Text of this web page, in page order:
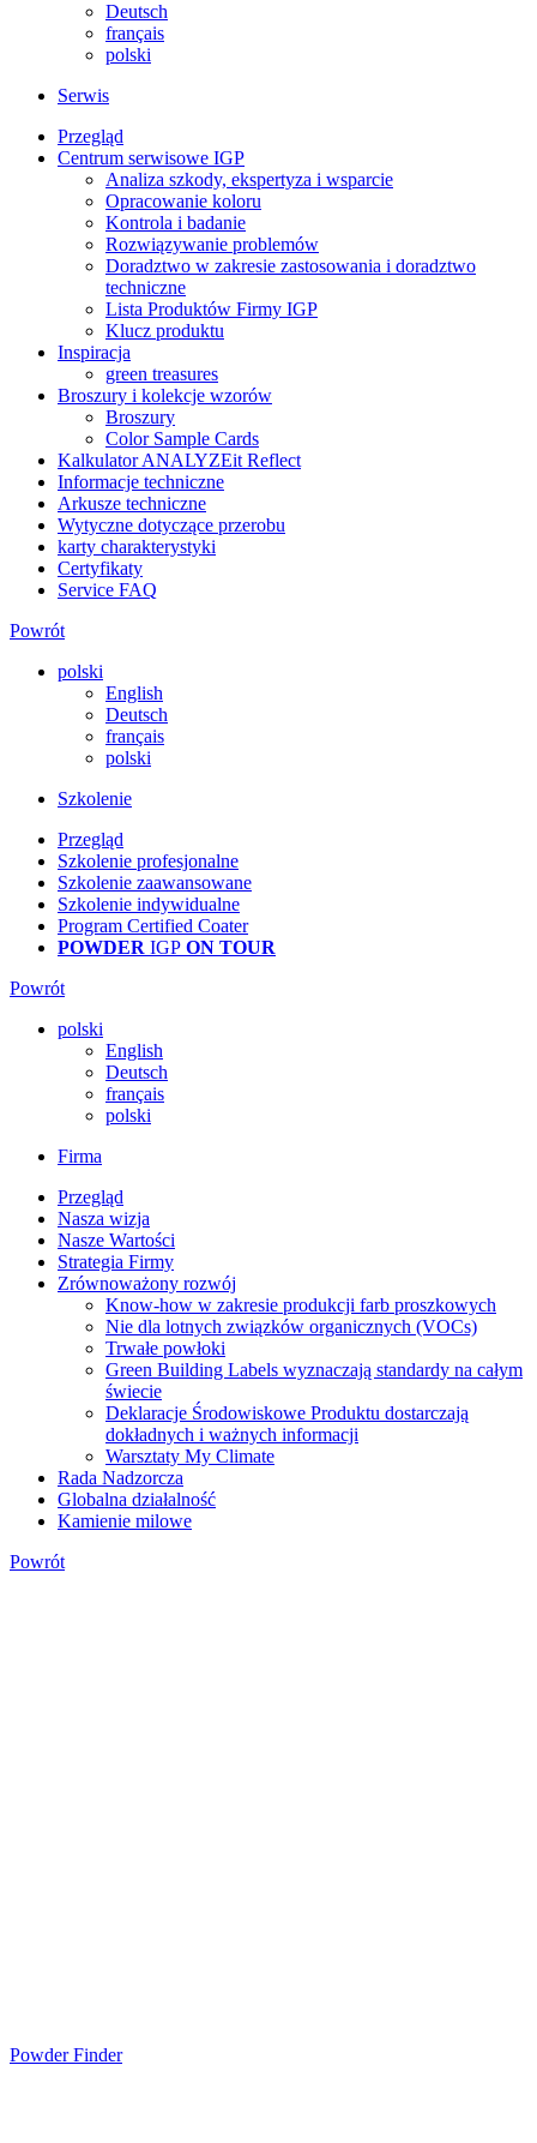
Deutsch
français
polski
Serwis
Przegląd
Centrum serwisowe IGP
Analiza szkody, ekspertyza i wsparcie
Opracowanie koloru
Kontrola i badanie
Rozwiązywanie problemów
Doradztwo w zakresie zastosowania i doradztwo
techniczne
Lista Produktów Firmy IGP
Klucz produktu
Inspiracja
green treasures
Broszury i kolekcje wzorów
Broszury
Color Sample Cards
Kalkulator ANALYZEit Reflect
Informacje techniczne
Arkusze techniczne
Wytyczne dotyczące przerobu
karty charakterystyki
Certyfikaty
Service FAQ
Powrót
polski
English
Deutsch
français
polski
Szkolenie
Przegląd
Szkolenie profesjonalne
Szkolenie zaawansowane
Szkolenie indywidualne
Program Certified Coater
POWDER IGP ON TOUR
Powrót
polski
English
Deutsch
français
polski
Firma
Przegląd
Nasza wizja
Nasze Wartości
Strategia Firmy
Zrównoważony rozwój
Know-how w zakresie produkcji farb proszkowych
Nie dla lotnych związków organicznych (VOCs)
Trwałe powłoki
Green Building Labels wyznaczają standardy na całym
świecie
Deklaracje Środowiskowe Produktu dostarczają
dokładnych i ważnych informacji
Warsztaty My Climate
Rada Nadzorcza
Globalna działalność
Kamienie milowe
Powrót
Powder Finder